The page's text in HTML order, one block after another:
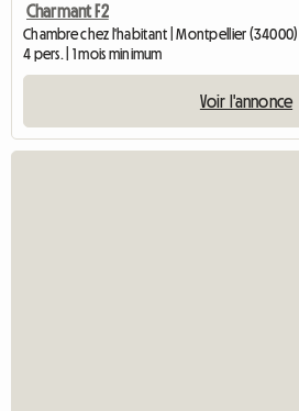
Charmant F2
Chambre chez l'habitant | Montpellier (34000)
4 pers. | 1 mois minimum
Voir l'annonce